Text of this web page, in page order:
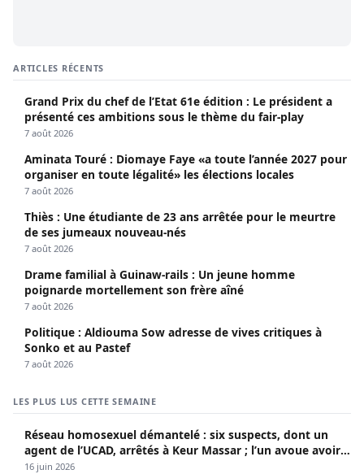
ARTICLES RÉCENTS
Grand Prix du chef de l’Etat 61e édition : Le président a
présenté ces ambitions sous le thème du fair-play
7 août 2026
Aminata Touré : Diomaye Faye «a toute l’année 2027 pour
organiser en toute légalité» les élections locales
7 août 2026
Thiès : Une étudiante de 23 ans arrêtée pour le meurtre
de ses jumeaux nouveau-nés
7 août 2026
Drame familial à Guinaw-rails : Un jeune homme
poignarde mortellement son frère aîné
7 août 2026
Politique : Aldiouma Sow adresse de vives critiques à
Sonko et au Pastef
7 août 2026
LES PLUS LUS CETTE SEMAINE
Réseau homosexuel démantelé : six suspects, dont un
agent de l’UCAD, arrêtés à Keur Massar ; l’un avoue avoir
propagé le VIH depuis 2018
16 juin 2026